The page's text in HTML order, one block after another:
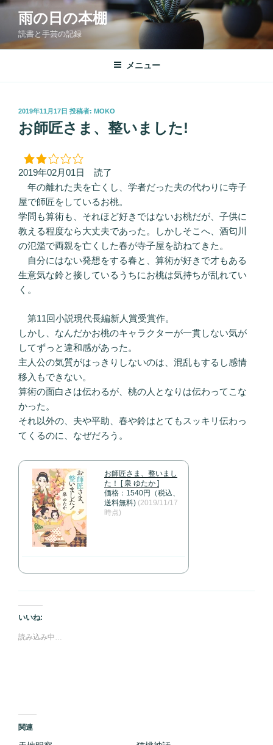
コ
ン
へ
雨の日の本棚
読書と手芸の記録
メニュー
投
稿
日:
2019年11月17日 投稿者: MOKO
お師匠さま、整いました!
2019年02月01日 読了
年の離れた夫を亡くし、学者だった夫の代わりに寺子
屋で師匠をしているお桃。
学問も算術も、それほど好きではないお桃だが、子供に
教える程度なら大丈夫であった。しかしそこへ、酒匂川
の氾濫で両親を亡くした春が寺子屋を訪ねてきた。
自分にはない発想をする春と、算術が好きで才もある
生意気な鈴と接しているうちにお桃は気持ちが乱れてい
く。
第11回小説現代長編新人賞受賞作。
しかし、なんだかお桃のキャラクターが一貫しない気が
してずっと違和感があった。
主人公の気質がはっきりしないのは、混乱もするし感情
移入もできない。
算術の面白さは伝わるが、桃の人となりは伝わってこな
かった。
それ以外の、夫や平助、春や鈴はとてもスッキリ伝わっ
てくるのに、なぜだろう。
お師匠さま、整いまし
た！ [ 泉 ゆたか ]
価格：1540円（税込、
送料無料) (2019/11/17
時点)
いいね:
読み込み中…
関連